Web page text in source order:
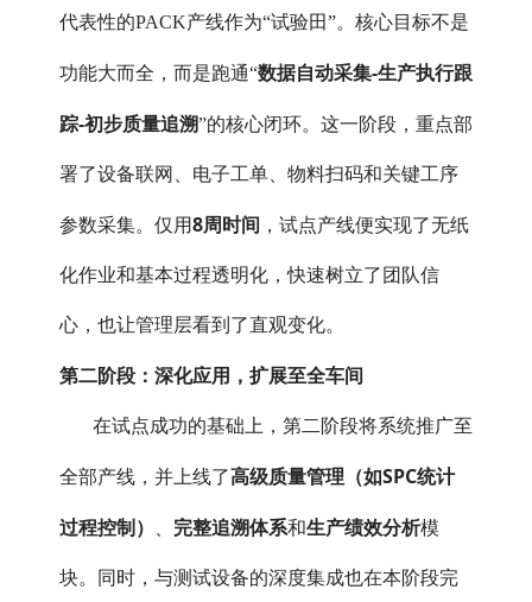
代表性的PACK产线作为“试验田”。核心目标不是
功能大而全，而是跑通“数据自动采集-生产执行跟
踪-初步质量追溯”的核心闭环。这一阶段，重点部
署了设备联网、电子工单、物料扫码和关键工序
参数采集。仅用8周时间 ，试点产线便实现了无纸
化作业和基本过程透明化，快速树立了团队信
心，也让管理层看到了直观变化。
第二阶段：深化应用，扩展至全车间
在试点成功的基础上，第二阶段将系统推广至
全部产线，并上线了高级质量管理（如SPC统计
过程控制）
完整追溯体系和生产绩效分析模
块。同时，与测试设备的深度集成也在本阶段完